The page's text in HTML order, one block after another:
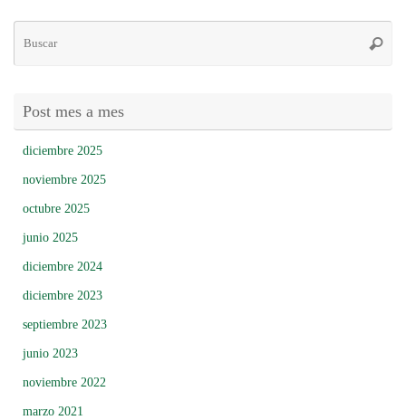
Post mes a mes
diciembre 2025
noviembre 2025
octubre 2025
junio 2025
diciembre 2024
diciembre 2023
septiembre 2023
junio 2023
noviembre 2022
marzo 2021